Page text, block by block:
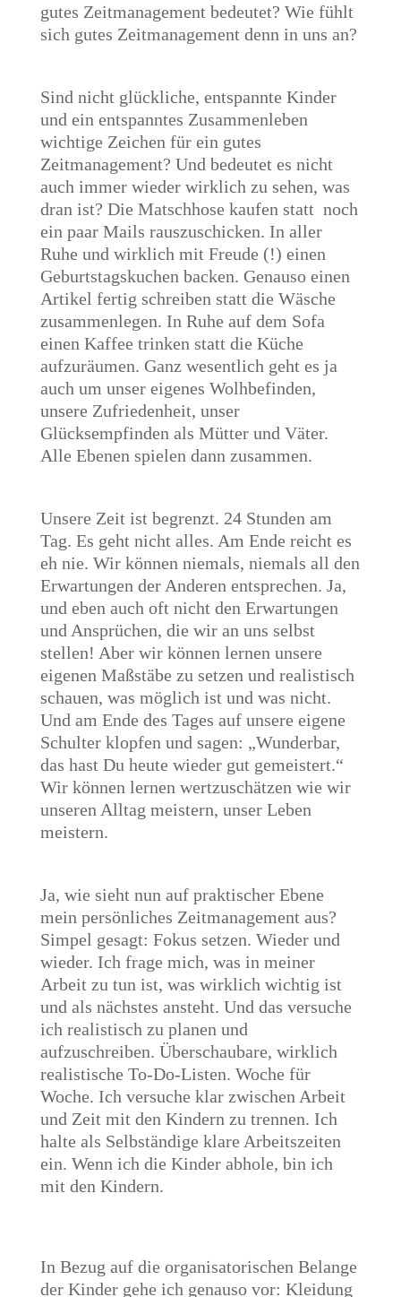
gutes Zeitmanagement bedeutet? Wie fühlt
sich gutes Zeitmanagement denn in uns an?
Sind nicht glückliche, entspannte Kinder
und ein entspanntes Zusammenleben
wichtige Zeichen für ein gutes
Zeitmanagement? Und bedeutet es nicht
auch immer wieder wirklich zu sehen, was
dran ist? Die Matschhose kaufen statt noch
ein paar Mails rauszuschicken. In aller
Ruhe und wirklich mit Freude (!) einen
Geburtstagskuchen backen. Genauso einen
Artikel fertig schreiben statt die Wäsche
zusammenlegen. In Ruhe auf dem Sofa
einen Kaffee trinken statt die Küche
aufzuräumen. Ganz wesentlich geht es ja
auch um unser eigenes Wolhbefinden,
unsere Zufriedenheit, unser
Glücksempfinden als Mütter und Väter.
Alle Ebenen spielen dann zusammen.
Unsere Zeit ist begrenzt. 24 Stunden am
Tag. Es geht nicht alles. Am Ende reicht es
eh nie. Wir können niemals, niemals all den
Erwartungen der Anderen entsprechen. Ja,
und eben auch oft nicht den Erwartungen
und Ansprüchen, die wir an uns selbst
stellen! Aber wir können lernen unsere
eigenen Maßstäbe zu setzen und realistisch
schauen, was möglich ist und was nicht.
Und am Ende des Tages auf unsere eigene
Schulter klopfen und sagen: „Wunderbar,
das hast Du heute wieder gut gemeistert.“
Wir können lernen wertzuschätzen wie wir
unseren Alltag meistern, unser Leben
meistern.
Ja, wie sieht nun auf praktischer Ebene
mein persönliches Zeitmanagement aus?
Simpel gesagt: Fokus setzen. Wieder und
wieder. Ich frage mich, was in meiner
Arbeit zu tun ist, was wirklich wichtig ist
und als nächstes ansteht. Und das versuche
ich realistisch zu planen und
aufzuschreiben. Überschaubare, wirklich
realistische To-Do-Listen. Woche für
Woche. Ich versuche klar zwischen Arbeit
und Zeit mit den Kindern zu trennen. Ich
halte als Selbständige klare Arbeitszeiten
ein. Wenn ich die Kinder abhole, bin ich
mit den Kindern.
In Bezug auf die organisatorischen Belange
der Kinder gehe ich genauso vor: Kleidung